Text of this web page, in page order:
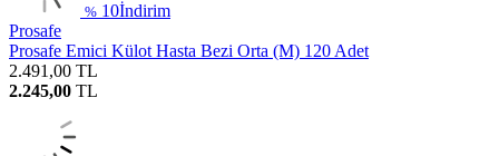
% 10İndirim
Prosafe
Prosafe Emici Külot Hasta Bezi Orta (M) 120 Adet
2.491,00 TL
2.245,00 TL